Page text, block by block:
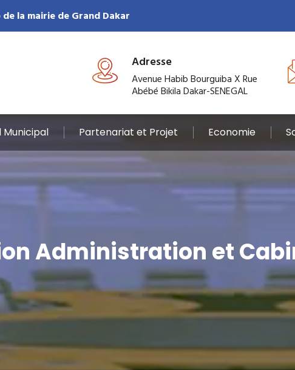
la mairie de Grand Dakar
Adresse
Avenue Habib Bourguiba X Rue
Abébé Bikila Dakar-SENEGAL
Municipal Partenariat et Projet Economie
Administration et